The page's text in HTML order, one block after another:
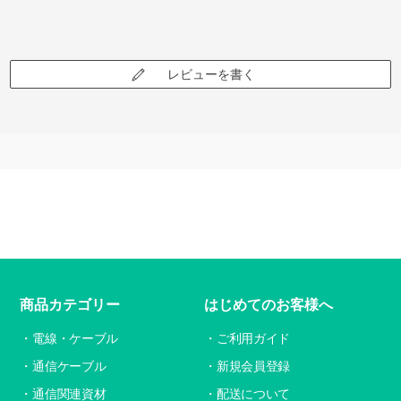
レビューを書く
商品カテゴリー
電線・ケーブル
通信ケーブル
通信関連資材
はじめてのお客様へ
ご利用ガイド
新規会員登録
配送について